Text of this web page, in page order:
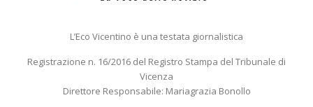
L’Eco Vicentino è una testata giornalistica
Registrazione n. 16/2016 del Registro Stampa del Tribunale di
Vicenza
Direttore Responsabile: Mariagrazia Bonollo